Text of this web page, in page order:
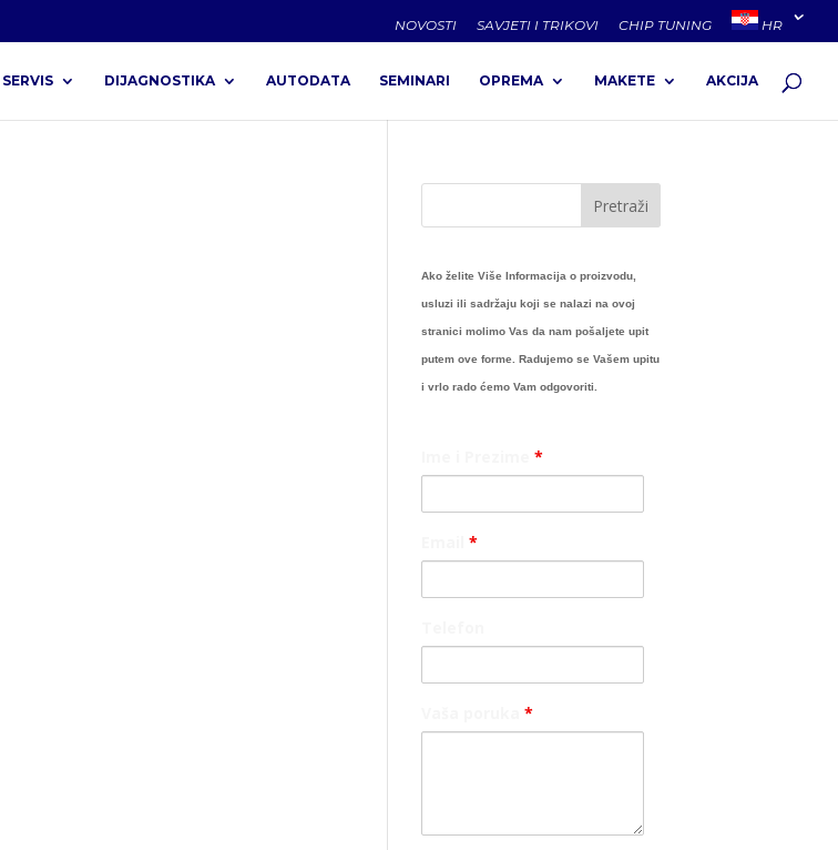
NOVOSTI SAVJETI I TRIKOVI CHIP TUNING HR
SERVIS DIJAGNOSTIKA AUTODATA SEMINARI OPREMA MAKETE AKCIJA
Ako želite Više Informacija o proizvodu,
usluzi ili sadržaju koji se nalazi na ovoj
stranici molimo Vas da nam pošaljete upit
putem ove forme. Radujemo se Vašem upitu
i vrlo rado ćemo Vam odgovoriti.
Ime i Prezime*
Email*
Vaša poruka*